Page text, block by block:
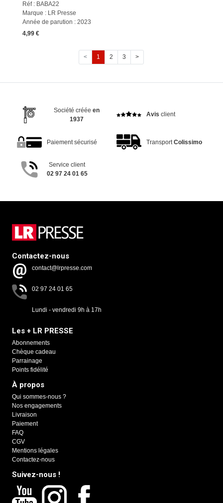
Réf : BABA22
Marque : LR Presse
Année de parution : 2023
4,99 €
< 1 2 3 >
Société créée en
1937
Avis client
Paiement sécurisé Transport Colissimo
Service client
02 97 24 01 65
Contactez-nous
contact@lrpresse.com
02 97 24 01 65
Lundi - vendredi 9h à 17h
Les + LR PRESSE
Abonnements
Chèque cadeau
Parrainage
Points fidélité
À propos
Qui sommes-nous ?
Nos engagements
Livraison
Paiement
FAQ
CGV
Mentions légales
Contactez-nous
Suivez-nous !